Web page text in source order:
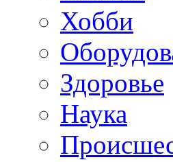
Хобби
Здоровье
Наука